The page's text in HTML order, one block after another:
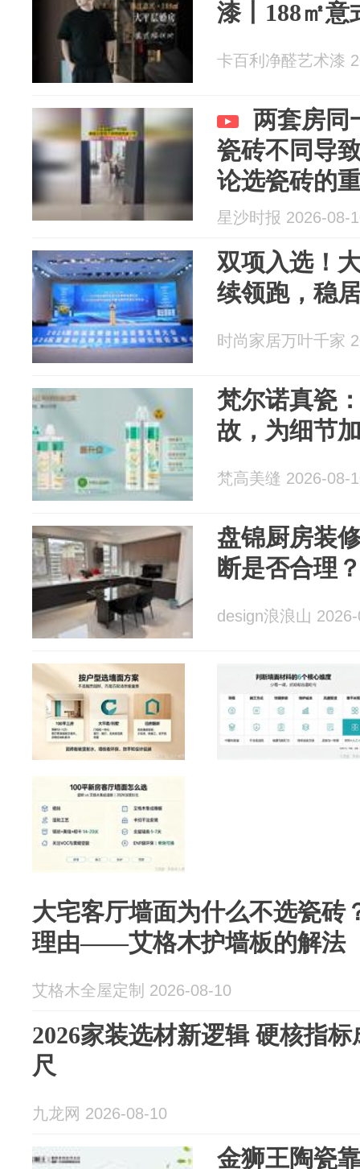
漆丨188㎡意
卡百利净醛艺术漆
两套房同
瓷砖不同导
论选瓷砖的
星沙时报 2026-08-
双项入选！
续领跑，稳
时尚家居万叶千家
梵尔诺真瓷
故，为细节
梵高美缝 2026-08-
盘锦厨房装
断是否合理
design浪浪山
大宅客厅墙面为什么不选瓷砖
理由——艾格木护墙板的解法
艾格木全屋定制 2026-08-10
2026家装选材新逻辑 硬核指
尺
九龙网 2026-08-10
金狮王陶瓷